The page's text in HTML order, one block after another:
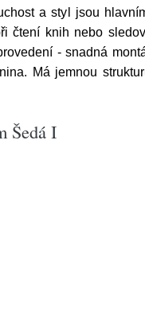
a styl jsou
čtení knih nebo
- snadná
Má jemnou
Šedá I